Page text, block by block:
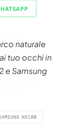
naturale
tuo occhi in
e Samsung
NX100